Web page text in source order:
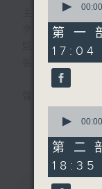
主持人：陸
監製：蕭洛汶
製作：香港
製作：香港
讚好Like「
Facebook
最新
50
50
00:00
第一
17:04
17
59
00:00
第二